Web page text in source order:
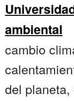
ambiental
cambio
del